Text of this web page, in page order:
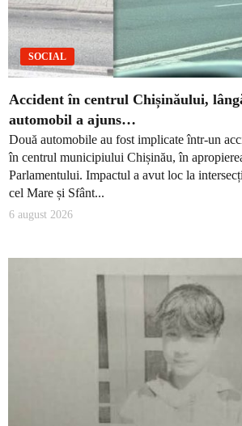
SOCIAL
Accident în centrul Chișinăului,
automobil a ajuns…
Două automobile au fost implicate într-un
în centrul municipiului Chișinău, în
Parlamentului. Impactul a avut loc la
cel Mare și Sfânt...
6 august 2026